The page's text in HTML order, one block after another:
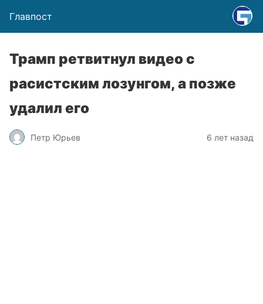
Главпост
Трамп ретвитнул видео с
расистским лозунгом, а позже
удалил его
Петр Юрьев 6 лет назад